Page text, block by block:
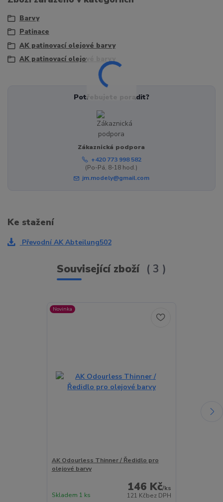
Barvy
Patinace
AK patinovací olejové barvy
AK patinovací olejové barvy
Potřebujete poradit?
Zákaznická podpora
+420 773 998 582
(Po-Pá, 8-18 hod.)
jm.modely@gmail.com
Ke stažení
Převodní AK Abteilung502
Související zboží 3
Novinka
AK Odourless Thinner / Ředidlo pro
olejové barvy
146 Kč/ks
121 Kčbez DPH
Skladem 1 ks